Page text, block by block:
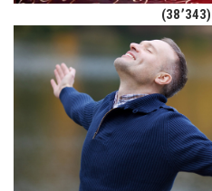
(38٬343)